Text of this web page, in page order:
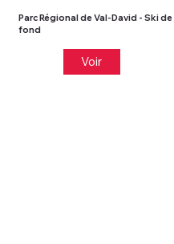
Parc Régional de Val-David - Ski de
fond
Voir